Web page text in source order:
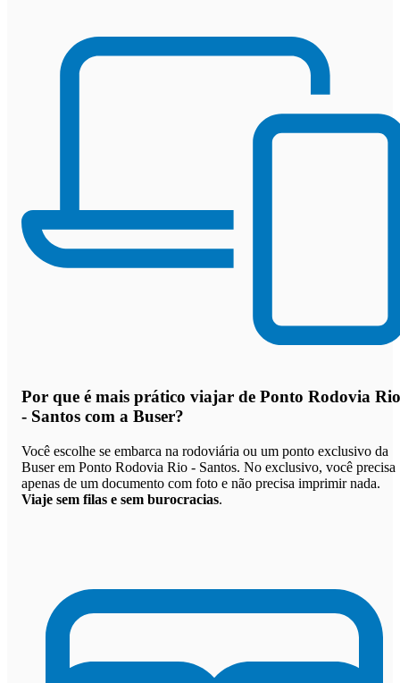
Por que é mais prático viajar de Ponto Rodovia Rio
- Santos com a Buser?
Você escolhe se embarca na rodoviária ou um ponto exclusivo da
Buser em Ponto Rodovia Rio - Santos. No exclusivo, você precisa
apenas de um documento com foto e não precisa imprimir nada.
Viaje sem filas e sem burocracias.